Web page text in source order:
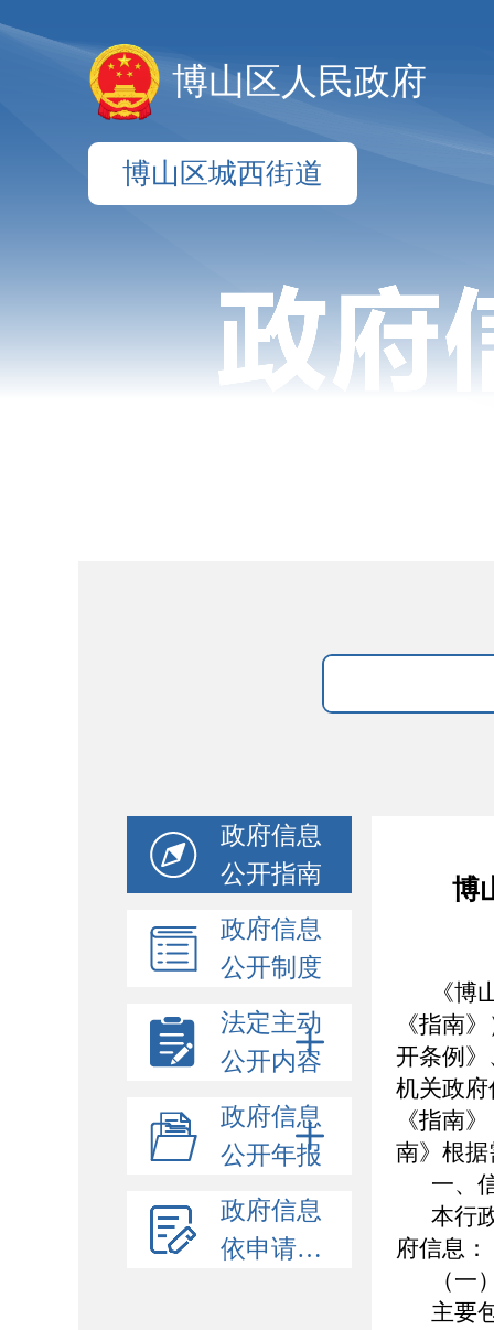
博山区人民政府
博山区城西街道
政府信息
公开指南
政府信息
公开制度
法定主动
公开内容
政府信息
公开年报
政府信息
依申请公开
博
《
《指南
开条例
机关政
《指南
南》根
一、
本行
府信息：
（一
主要